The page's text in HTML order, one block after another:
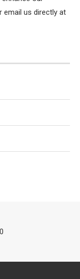
email us directly at